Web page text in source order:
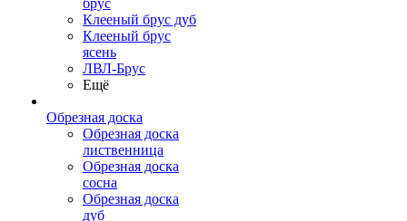
брус
Клееный брус дуб
Клееный брус
ясень
ЛВЛ-Брус
Ещё
Обрезная доска
Обрезная доска
лиственница
Обрезная доска
сосна
Обрезная доска
дуб